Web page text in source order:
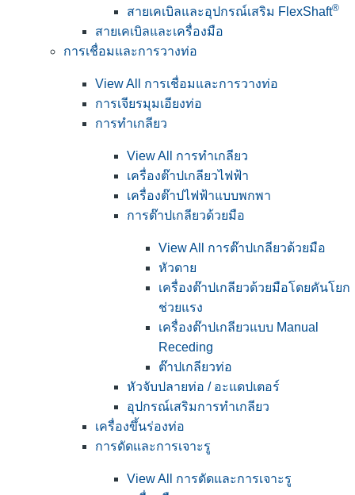
สายเคเบิลและอุปกรณ์เสริม FlexShaft®
สายเคเบิลและเครื่องมือ
การเชื่อมและการวางท่อ
View All การเชื่อมและการวางท่อ
การเจียรมุมเอียงท่อ
การทำเกลียว
View All การทำเกลียว
เครื่องต๊าปเกลียวไฟฟ้า
เครื่องต๊าปไฟฟ้าแบบพกพา
การต๊าปเกลียวด้วยมือ
View All การต๊าปเกลียวด้วยมือ
หัวดาย
เครื่องต๊าปเกลียวด้วยมือโดยคันโยก
ช่วยแรง
เครื่องต๊าปเกลียวแบบ Manual
Receding
ต๊าปเกลียวท่อ
หัวจับปลายท่อ / อะแดปเตอร์
อุปกรณ์เสริมการทำเกลียว
เครื่องขึ้นร่องท่อ
การดัดและการเจาะรู
View All การดัดและการเจาะรู